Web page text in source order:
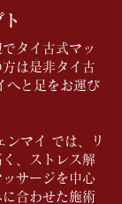
タイ古式マッ
は是非タイ古
へと足をお運び
ンマイ では、リ
、ストレス解
サージを中心
合わせた施術